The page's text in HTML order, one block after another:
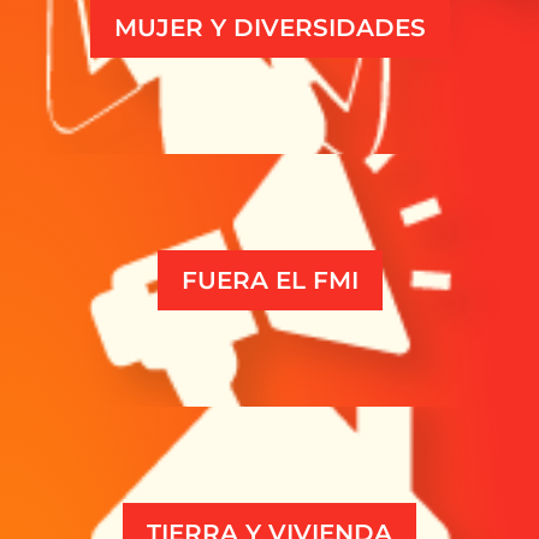
MUJER Y DIVERSIDADES
FUERA EL FMI
TIERRA Y VIVIENDA